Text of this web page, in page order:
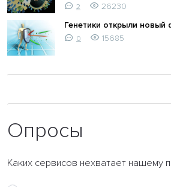
2
26230
Генетики открыли новый
0 15685
Опросы
Каких сервисов нехватает нашему